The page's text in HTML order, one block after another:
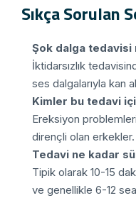
Sıkça Sorulan
Şok dalga tedavisi
İktidarsızlık
ses dalgalarıyla kan
Kimler bu tedavi
Ereksiyon
dirençli olan erkekler.
Tedavi ne kadar
Tipik olarak 10-15
ve genellikle 6-12